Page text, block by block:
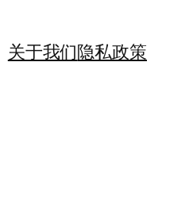
关于我们隐私政策